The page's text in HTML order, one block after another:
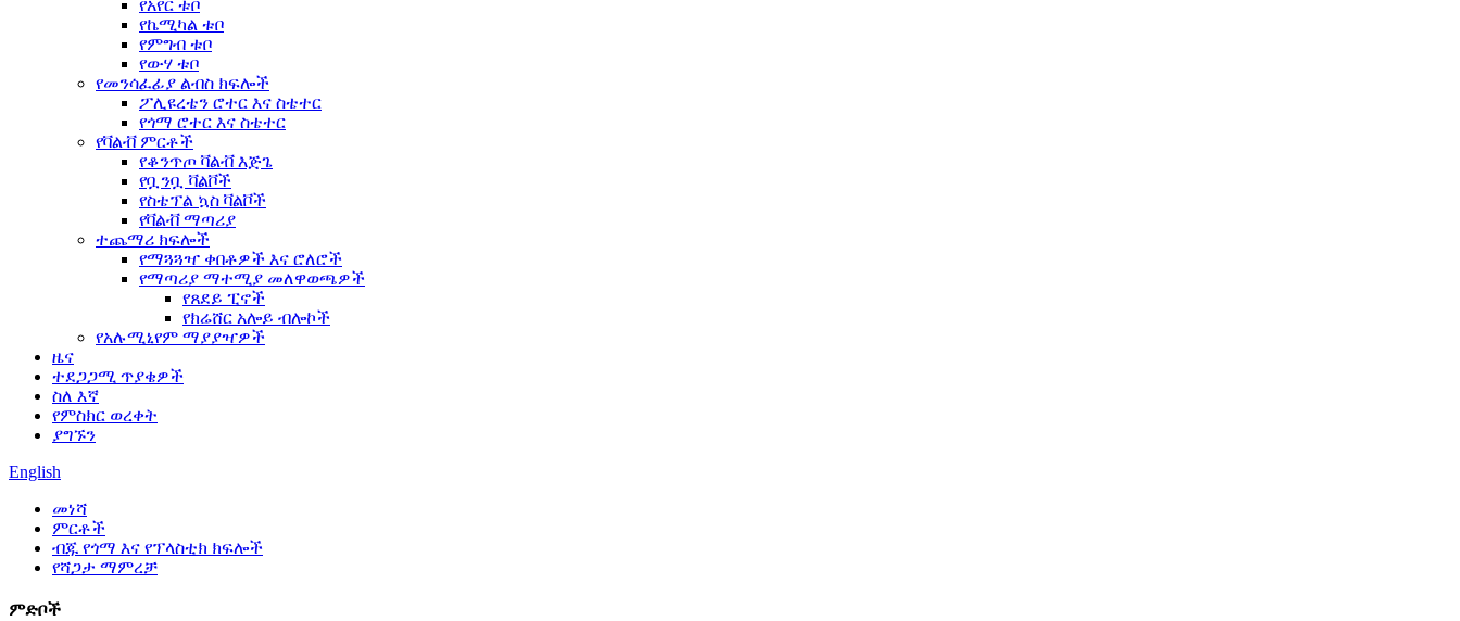
የአየር ቱቦ
የኬሚካል ቱቦ
የምግብ ቱቦ
የውሃ ቱቦ
የመንሳፈፊያ ልብስ ክፍሎች
ፖሊዩረቴን ሮተር እና ስቴተር
የጎማ ሮተር እና ስቴተር
የቫልቭ ምርቶች
የቆንጥጦ ቫልቭ እጅጌ
የቧንቧ ቫልቮች
የስቴፕል ኳስ ቫልቮች
የቫልቭ ማጣሪያ
ተጨማሪ ክፍሎች
የማጓጓዣ ቀበቶዎች እና ሮለሮች
የማጣሪያ ማተሚያ መለዋወጫዎች
የጸደይ ፒኖች
የክሬሸር አሎይ ብሎኮች
የአሉሚኒየም ማያያዣዎች
ዜና
ተደጋጋሚ ጥያቄዎች
ስለ እኛ
የምስክር ወረቀት
ያግኙን
English
መነሻ
ምርቶች
ብጁ የጎማ እና የፕላስቲክ ክፍሎች
የሻጋታ ማምረቻ
ምድቦች